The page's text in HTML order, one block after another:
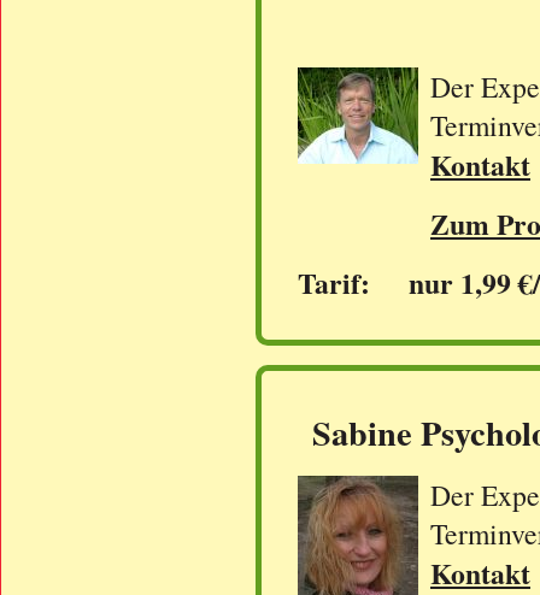
Der
Kontakt
Zum
Tarif: nur 1,99
Sabine
Der
Kontakt